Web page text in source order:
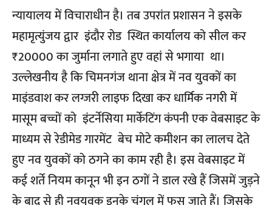
न्यायालय में विचाराधीन है। तब उपरांत प्रशासन ने इसके
महामृत्युंजय द्वार इंदौर रोड स्थित कार्यालय को सील कर
₹20000 का जुर्माना लगाते हुए वहां से भगाया था।
उल्लेखनीय है कि चिमनगंज थाना क्षेत्र में नव युवकों का
माइंडवाश कर लग्जरी लाइफ दिखा कर धार्मिक नगरी में
मासूम बच्चों को इंटर्नेसिया मार्केटिंग कंपनी एक वेबसाइट के
माध्यम से रेडीमेड गारमेंट बेच मोटे कमीशन का लालच देते
हुए नव युवकों को ठगने का काम रही है। इस वेबसाइट में
कई शर्ते नियम कानून भी इन ठगों ने डाल रखे हैं जिसमें जुड़ने